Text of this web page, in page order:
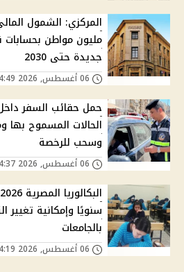
مليون مواطن بحسابات
جديدة حتى 2030
حمل حقائب السفر
الحالات المسموح بها
وسحب للرخصة
سنويًا وإمكانية تغيير
بالجامعات